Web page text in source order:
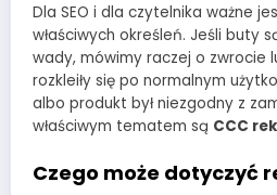
Dla SEO i dla czytelnika ważne
właściwych określeń. Jeśli buty
wady, mówimy raczej o zwrocie
rozkleiły się po normalnym
albo produkt był niezgodny z
właściwym tematem są CCC
Czego może dotyczyć